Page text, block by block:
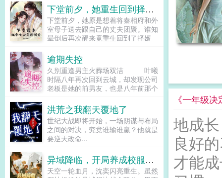
《一年级
地成
良好
才能
性至阴之体为食，而我作为第三只，
也是魔修天赋最为强大的那只，却不
仅不发扬魔道，反而以魔修身份立下
血誓要斩杀世间一切魔修。只因我有
一根至阳灵根，只有斩杀魔修吸收魔
本。立志要在这九天十地荡尽魑魅！
多年以后，六界八荒为我上尊号楚
圣。...
下堂前夕，她重生回到择婿前
下堂前夕，她原是想着将秦相府和外
室母子送去跟自己的丈夫团聚。谁知
晕倒后再次醒来竟重生回到了择婿
对她从来只有百般算计！如今她将之
舍弃，却换来他的痴情纠缠！可笑，
可悲！她毅然转身携手那执拗守护她
两世的‘傻子’！...
逾期失控
久别重逢男主火葬场双洁 叶曦
时隔八年再次回到云城，却发现公司
老板是她的前男友，也是八年前那个
步为营，再次靠近，即便是自轻自
贱，也要留在裴翊身边，只为查出当
年的真相，还死去的父亲一个清
白。 八年未见的前女友再次出
现，裴翊头顶上绿油油的光若隐若
他们分手的不算体面。他处处为难，
可没想到叶曦却主动靠近，甚至沦为
洪荒之我翻天覆地了
世纪大战即将开始，一场阴谋与布局
之间的对决，究竟谁输谁赢？他就是
要逆天改命...
异域降临，开局养成校服嫩模组
天空一轮血月，沈奕闪亮重生。虽然